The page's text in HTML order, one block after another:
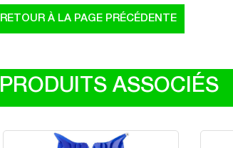
PRODUITS ASSOCIÉS